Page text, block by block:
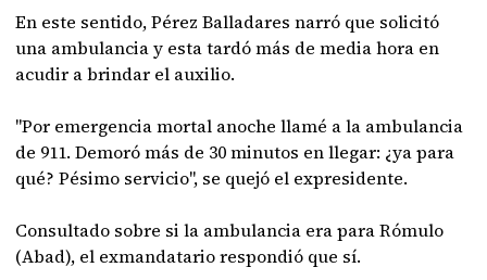
En este sentido, Pérez Balladares narró que solicitó
una ambulancia y esta tardó más de media hora en
acudir a brindar el auxilio.
"Por emergencia mortal anoche llamé a la ambulancia
de 911. Demoró más de 30 minutos en llegar: ¿ya para
qué? Pésimo servicio", se quejó el expresidente.
Consultado sobre si la ambulancia era para Rómulo
(Abad), el exmandatario respondió que sí.